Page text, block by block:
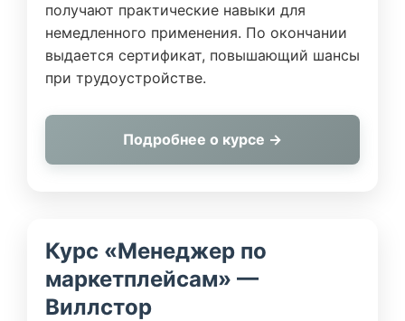
получают практические навыки для
немедленного применения. По окончании
выдается сертификат, повышающий шансы
при трудоустройстве.
Подробнее о курсе →
Курс «Менеджер по
маркетплейсам» —
Виллстор